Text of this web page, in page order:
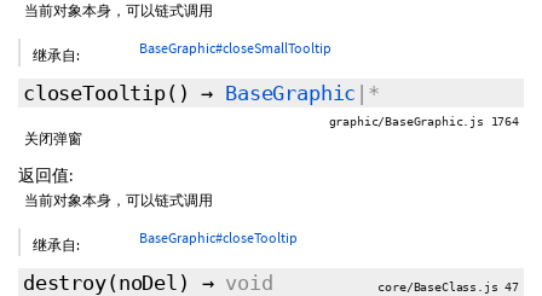
当前对象本身，可以链式调用
继承自: BaseGraphic#closeSmallTooltip
closeTooltip() → BaseGraphic |*
graphic/BaseGraphic.js 1764
关闭弹窗
返回值:
当前对象本身，可以链式调用
继承自: BaseGraphic#closeTooltip
destroy(noDel ) → void core/BaseClass.js 47